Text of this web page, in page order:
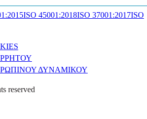
ISO 45001:2018ISO 37001:2017ISO
ΔΥΝΑΜΙΚΟΥ
reserved